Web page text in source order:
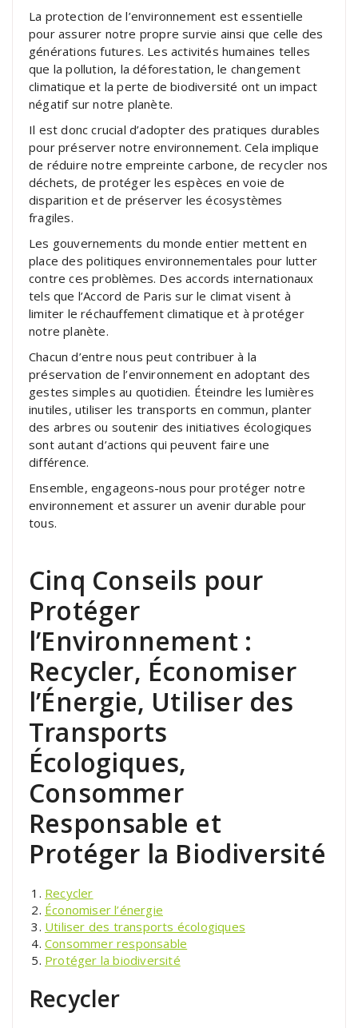
La protection de l’environnement est essentielle
pour assurer notre propre survie ainsi que celle des
générations futures. Les activités humaines telles
que la pollution, la déforestation, le changement
climatique et la perte de biodiversité ont un impact
négatif sur notre planète.
Il est donc crucial d’adopter des pratiques durables
pour préserver notre environnement. Cela implique
de réduire notre empreinte carbone, de recycler nos
déchets, de protéger les espèces en voie de
disparition et de préserver les écosystèmes
fragiles.
Les gouvernements du monde entier mettent en
place des politiques environnementales pour lutter
contre ces problèmes. Des accords internationaux
tels que l’Accord de Paris sur le climat visent à
limiter le réchauffement climatique et à protéger
notre planète.
Chacun d’entre nous peut contribuer à la
préservation de l’environnement en adoptant des
gestes simples au quotidien. Éteindre les lumières
inutiles, utiliser les transports en commun, planter
des arbres ou soutenir des initiatives écologiques
sont autant d’actions qui peuvent faire une
différence.
Ensemble, engageons-nous pour protéger notre
environnement et assurer un avenir durable pour
tous.
Cinq Conseils pour
Protéger
l’Environnement :
Recycler, Économiser
l’Énergie, Utiliser des
Transports
Écologiques,
Consommer
Responsable et
Protéger la Biodiversité
Recycler
Économiser l’énergie
Utiliser des transports écologiques
Consommer responsable
Protéger la biodiversité
Recycler